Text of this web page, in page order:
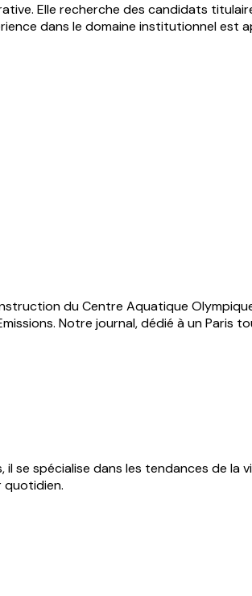
Elle recherche des candidats
dans le domaine institutionnel est
du Centre Aquatique
Notre journal, dédié à un Paris
spécialise dans les tendances de la
quotidien.